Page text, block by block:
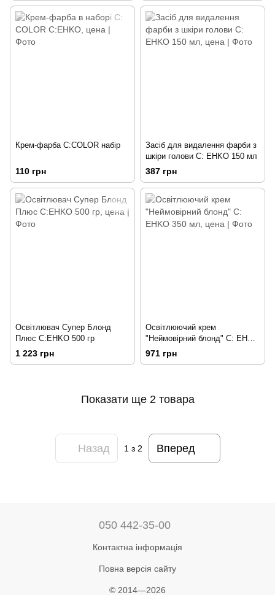
Крем-фарба С:COLOR набір
110 грн
Засіб для видалення фарби з
шкіри голови C: EHKO 150 мл
387 грн
Освітлювач Супер Блонд
Плюс C:EHKO 500 гр
1 223 грн
Освітлюючий крем
"Неймовірний блонд" C: EHKO
350 мл
971 грн
Показати ще 2 товара
Назад 1з 2 Вперед
050 442-35-00
Контактна інформація
Повна версія сайту
© 2014—2026